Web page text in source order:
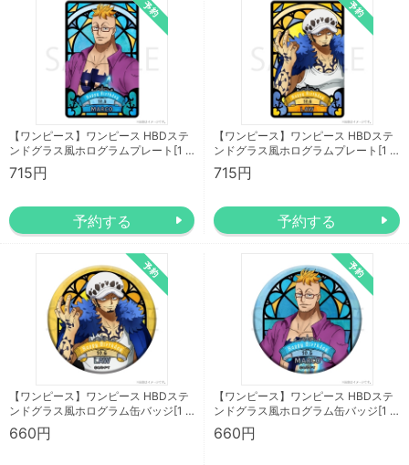
【ワンピース】ワンピース HBDステ
ンドグラス風ホログラムプレート[1 …
715円
【ワンピース】ワンピース HBDステ
ンドグラス風ホログラムプレート[1 …
715円
【ワンピース】ワンピース HBDステ
ンドグラス風ホログラム缶バッジ[1 …
660円
【ワンピース】ワンピース HBDステ
ンドグラス風ホログラム缶バッジ[1 …
660円